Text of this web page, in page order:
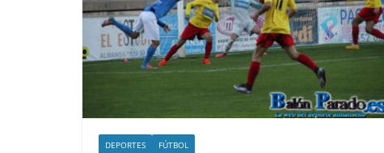
DEPORTES FÚTBOL